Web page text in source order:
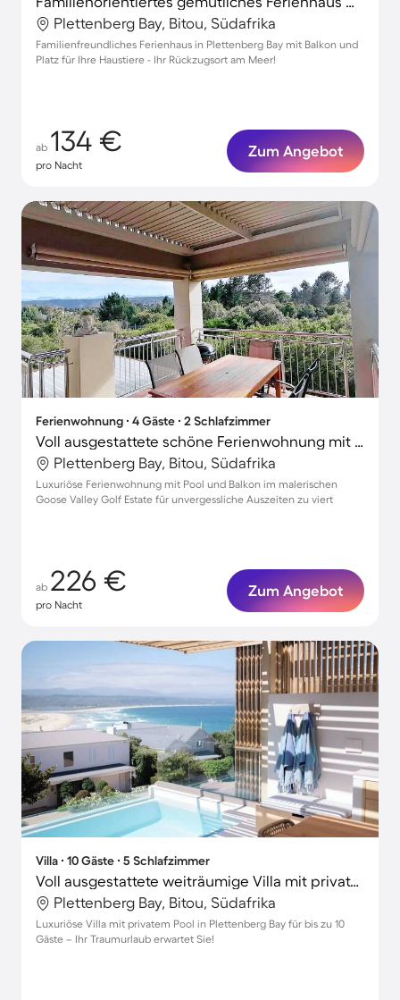
Plettenberg Bay, Bitou, Südafrika
Familienfreundliches Ferienhaus in Plettenberg Bay mit Balkon und
Platz für Ihre Haustiere - Ihr Rückzugsort am Meer!
ab 134 €
pro Nacht
Zum Angebot
Ferienwohnung ∙ 4 Gäste ∙ 2 Schlafzimmer
Voll ausgestattete schöne Ferienwohnung mit Grill, Pool und Terrasse | Perfekt für die Arbeit von Zuhause
Plettenberg Bay, Bitou, Südafrika
Luxuriöse Ferienwohnung mit Pool und Balkon im malerischen
Goose Valley Golf Estate für unvergessliche Auszeiten zu viert
ab 226 €
pro Nacht
Zum Angebot
Villa ∙ 10 Gäste ∙ 5 Schlafzimmer
Voll ausgestattete weiträumige Villa mit privatem Pool, Garten und Grill | Neben dem Strand | Ideal für Homeoffice
Plettenberg Bay, Bitou, Südafrika
Luxuriöse Villa mit privatem Pool in Plettenberg Bay für bis zu 10
Gäste – Ihr Traumurlaub erwartet Sie!